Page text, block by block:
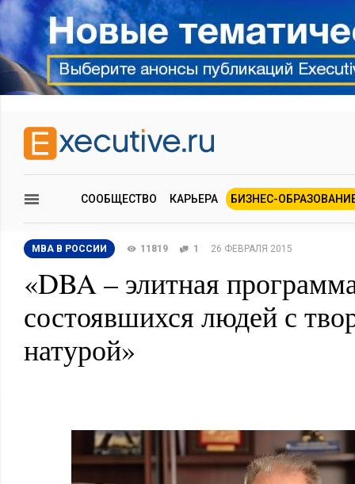
СООБЩЕСТВО КАРЬЕРА БИЗНЕС-
MBA В РОССИИ 11819 1 26 ФЕВРАЛЯ 2015
«DBA – элитная
состоявшихся людей с
натурой»